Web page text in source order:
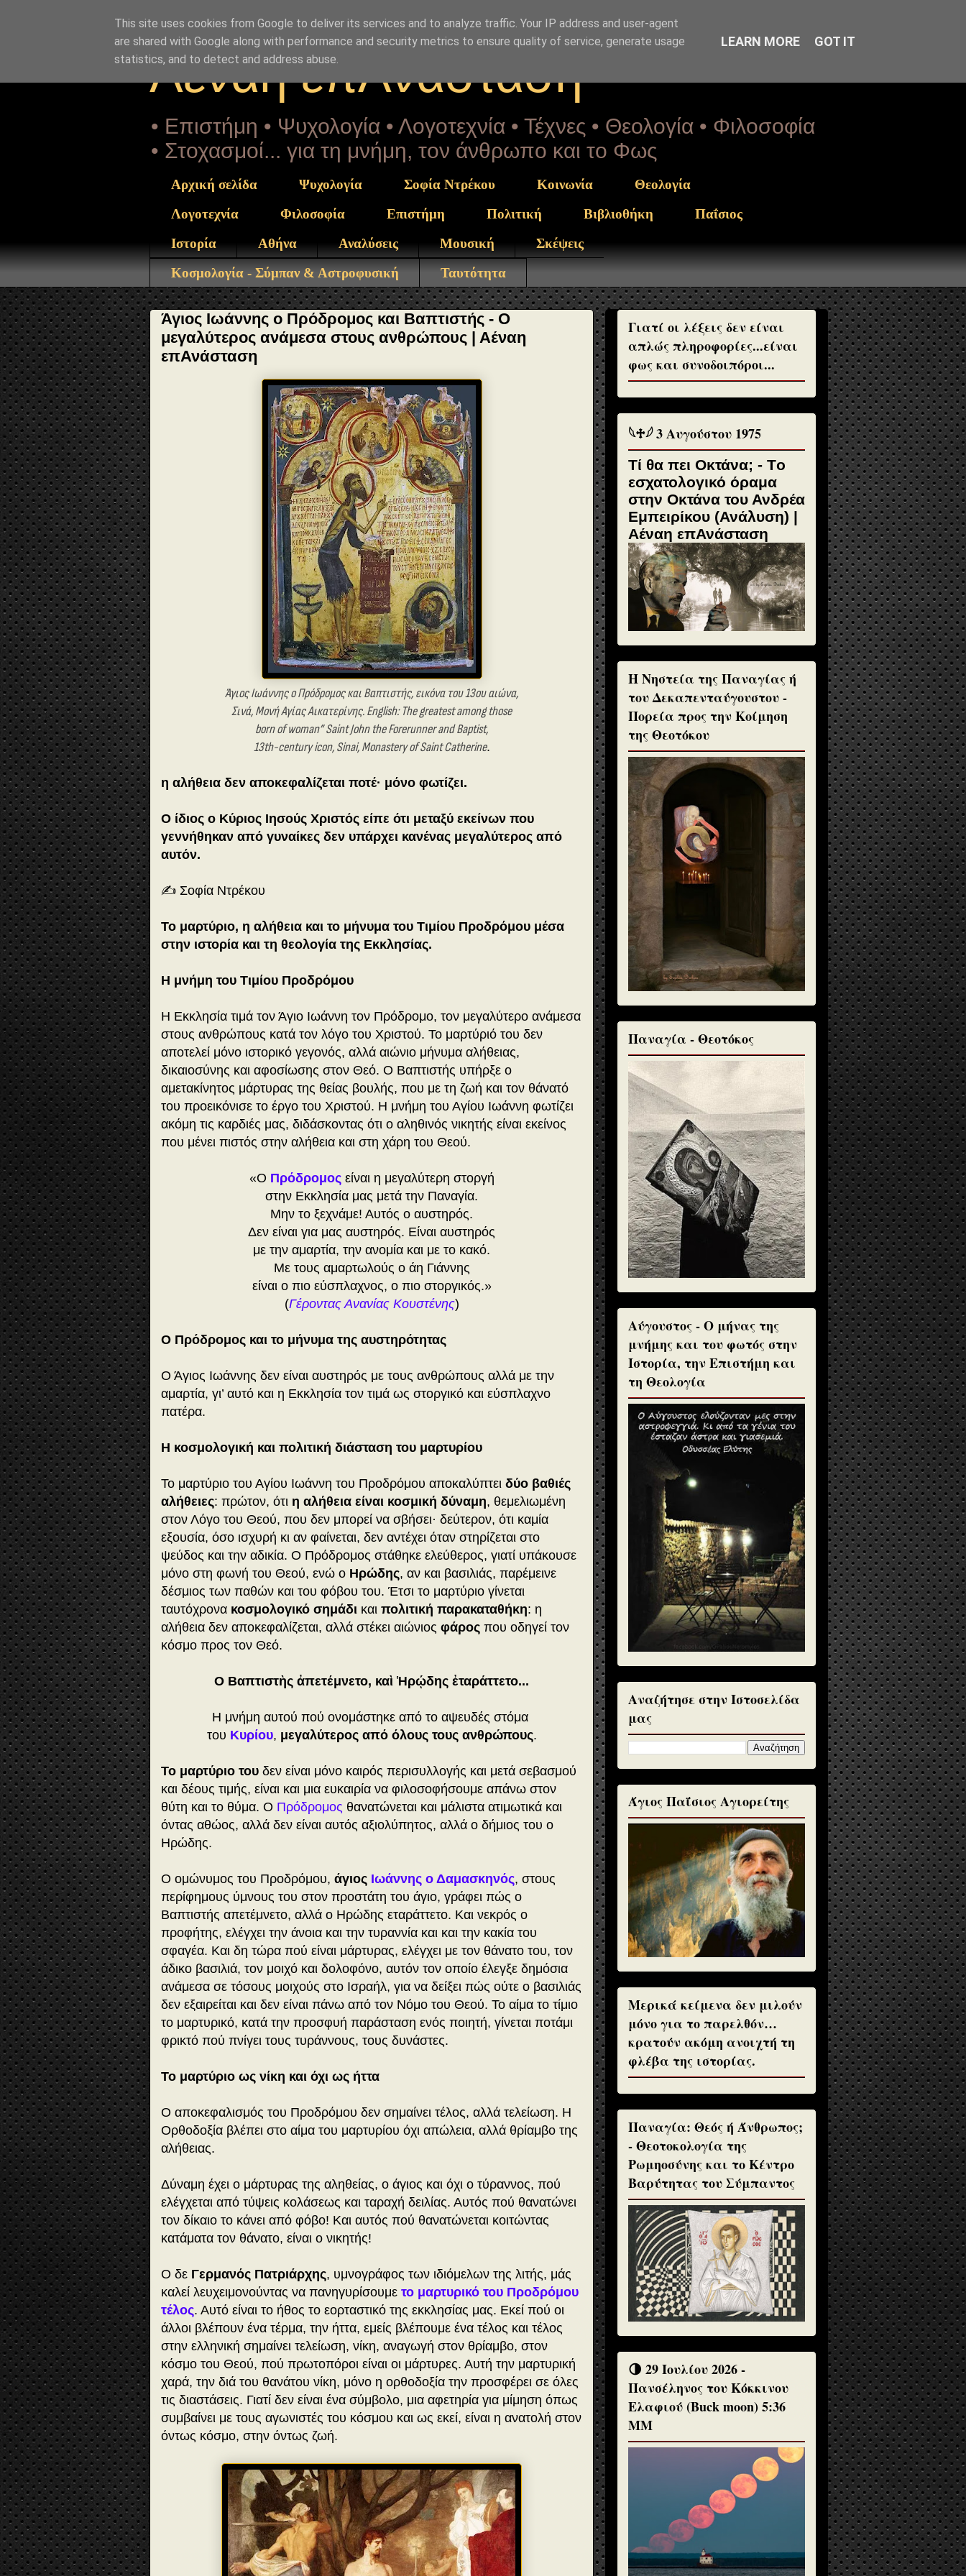
ntrekou.gr/2023/08/aimatovammeni-mnHmH-iwanni-vaptisti.html" } }
Αέναη επΑνάσταση
• Επιστήμη • Ψυχολογία • Λογοτεχνία • Τέχνες • Θεολογία • Φιλοσοφία
• Στοχασμοί... για τη μνήμη, τον άνθρωπο και το Φως
Αρχική σελίδα Ψυχολογία Σοφία Ντρέκου Κοινωνία
Θεολογία
Λογοτεχνία
Φιλοσοφία Επιστήμη Πολιτική Βιβλιοθήκη
Παΐσιος
Ιστορία
Αθήνα Αναλύσεις Μουσική
Σκέψεις
Κοσμολογία - Σύμπαν & Αστροφυσική
Ταυτότητα
Άγιος Ιωάννης ο Πρόδρομος και Βαπτιστής - Ο
μεγαλύτερος ανάμεσα στους ανθρώπους | Αέναη
επΑνάσταση
Άγιος Ιωάννης ο Πρόδρομος και Βαπτιστής, εικόνα του 13ου αιώνα,
Σινά, Μονή Αγίας Αικατερίνης. English: The greatest among those
born of woman” Saint John the Forerunner and Baptist,
13th-century icon, Sinai, Monastery of Saint Catherine.
η αλήθεια δεν αποκεφαλίζεται ποτέ· μόνο φωτίζει.
Ο ίδιος ο Κύριος Ιησούς Χριστός είπε ότι μεταξύ εκείνων που
γεννήθηκαν από γυναίκες δεν υπάρχει κανένας μεγαλύτερος από
αυτόν.
✍️ Σοφία Ντρέκου
Το μαρτύριο, η αλήθεια και το μήνυμα του Τιμίου Προδρόμου μέσα
στην ιστορία και τη θεολογία της Εκκλησίας.
Η μνήμη του Τιμίου Προδρόμου
Η Εκκλησία τιμά τον Άγιο Ιωάννη τον Πρόδρομο, τον μεγαλύτερο ανάμεσα
στους ανθρώπους κατά τον λόγο του Χριστού. Το μαρτύριό του δεν
αποτελεί μόνο ιστορικό γεγονός, αλλά αιώνιο μήνυμα αλήθειας,
δικαιοσύνης και αφοσίωσης στον Θεό. Ο Βαπτιστής υπήρξε ο
αμετακίνητος μάρτυρας της θείας βουλής, που με τη ζωή και τον θάνατό
του προεικόνισε το έργο του Χριστού. Η μνήμη του Αγίου Ιωάννη φωτίζει
ακόμη τις καρδιές μας, διδάσκοντας ότι ο αληθινός νικητής είναι εκείνος
που μένει πιστός στην αλήθεια και στη χάρη του Θεού.
«Ο Πρόδρομοςείναι η μεγαλύτερη στοργή
στην Εκκλησία μας μετά την Παναγία.
Μην το ξεχνάμε! Αυτός ο αυστηρός.
Δεν είναι για μας αυστηρός. Είναι αυστηρός
με την αμαρτία, την ανομία και με το κακό.
Με τους αμαρτωλούς ο άη Γιάννης
είναι ο πιο εύσπλαχνος, ο πιο στοργικός.»
(Γέροντας Ανανίας Κουστένης)
Ο Πρόδρομος και το μήνυμα της αυστηρότητας
Ο Άγιος Ιωάννης δεν είναι αυστηρός με τους ανθρώπους αλλά με την
αμαρτία, γι’ αυτό και η Εκκλησία τον τιμά ως στοργικό και εύσπλαχνο
πατέρα.
Η κοσμολογική και πολιτική διάσταση του μαρτυρίου
Το μαρτύριο του Αγίου Ιωάννη του Προδρόμου αποκαλύπτει δύο βαθιές
αλήθειες: πρώτον, ότι η αλήθεια είναι κοσμική δύναμη, θεμελιωμένη
στον Λόγο του Θεού, που δεν μπορεί να σβήσει· δεύτερον, ότι καμία
εξουσία, όσο ισχυρή κι αν φαίνεται, δεν αντέχει όταν στηρίζεται στο
ψεύδος και την αδικία. Ο Πρόδρομος στάθηκε ελεύθερος, γιατί υπάκουσε
μόνο στη φωνή του Θεού, ενώ ο Ηρώδης, αν και βασιλιάς, παρέμεινε
δέσμιος των παθών και του φόβου του. Έτσι το μαρτύριο γίνεται
ταυτόχρονα κοσμολογικό σημάδι και πολιτική παρακαταθήκη: η
αλήθεια δεν αποκεφαλίζεται, αλλά στέκει αιώνιος φάρος που οδηγεί τον
κόσμο προς τον Θεό.
Ο Βαπτιστὴς ἀπετέμνετο, καὶ Ἡρῴδης ἐταράττετο...
H μνήμη αυτού πού ονομάστηκε από το αψευδές στόμα
του Κυρίου, μεγαλύτερος από όλους τους ανθρώπους.
Το μαρτύριο του δεν είναι μόνο καιρός περισυλλογής και μετά σεβασμού
και δέους τιμής, είναι και μια ευκαιρία να φιλοσοφήσουμε απάνω στον
θύτη και το θύμα. Ο Πρόδρομος θανατώνεται και μάλιστα ατιμωτικά και
όντας αθώος, αλλά δεν είναι αυτός αξιολύπητος, αλλά ο δήμιος του ο
Ηρώδης.
Ο ομώνυμος του Προδρόμου, άγιος Ιωάννης ο Δαμασκηνός, στους
περίφημους ύμνους του στον προστάτη του άγιο, γράφει πώς ο
Βαπτιστής απετέμνετο, αλλά ο Ηρώδης εταράττετο. Και νεκρός ο
προφήτης, ελέγχει την άνοια και την τυραννία και και την κακία του
σφαγέα. Και δη τώρα πού είναι μάρτυρας, ελέγχει με τον θάνατο του, τον
άδικο βασιλιά, τον μοιχό και δολοφόνο, αυτόν τον οποίο έλεγξε δημόσια
ανάμεσα σε τόσους μοιχούς στο Ισραήλ, για να δείξει πώς ούτε ο βασιλιάς
δεν εξαιρείται και δεν είναι πάνω από τον Νόμο του Θεού. Το αίμα το τίμιο
το μαρτυρικό, κατά την προσφυή παράσταση ενός ποιητή, γίνεται ποτάμι
φρικτό πού πνίγει τους τυράννους, τους δυνάστες.
Το μαρτύριο ως νίκη και όχι ως ήττα
Ο αποκεφαλισμός του Προδρόμου δεν σημαίνει τέλος, αλλά τελείωση. Η
Ορθοδοξία βλέπει στο αίμα του μαρτυρίου όχι απώλεια, αλλά θρίαμβο της
αλήθειας.
Δύναμη έχει ο μάρτυρας της αληθείας, ο άγιος και όχι ο τύραννος, πού
ελέγχεται από τύψεις κολάσεως και ταραχή δειλίας. Αυτός πού θανατώνει
τον δίκαιο το κάνει από φόβο! Και αυτός πού θανατώνεται κοιτώντας
κατάματα τον θάνατο, είναι ο νικητής!
Ο δε Γερμανός Πατριάρχης, υμνογράφος των ιδιόμελων της λιτής, μάς
καλεί λευχειμονούντας να πανηγυρίσουμε το μαρτυρικό του Προδρόμου
τέλος. Αυτό είναι το ήθος το εορταστικό της εκκλησίας μας. Εκεί πού οι
άλλοι βλέπουν ένα τέρμα, την ήττα, εμείς βλέπουμε ένα τέλος και τέλος
στην ελληνική σημαίνει τελείωση, νίκη, αναγωγή στον θρίαμβο, στον
κόσμο του Θεού, πού πρωτοπόροι είναι οι μάρτυρες. Αυτή την μαρτυρική
χαρά, την διά του θανάτου νίκη, μόνο η ορθοδοξία την προσφέρει σε όλες
τις διαστάσεις. Γιατί δεν είναι ένα σύμβολο, μια αφετηρία για μίμηση όπως
συμβαίνει με τους αγωνιστές του κόσμου και ως εκεί, είναι η ανατολή στον
όντως κόσμο, στην όντως ζωή.
Γιατί οι λέξεις δεν είναι
απλώς πληροφορίες...είναι
φως και συνοδοιπόροι...
𓆩♱𓆪 3 Αυγούστου 1975
Τί θα πει Οκτάνα; - Tο
εσχατολογικό όραμα
στην Οκτάνα του Ανδρέα
Εμπειρίκου (Ανάλυση) |
Αέναη επΑνάσταση
H Νηστεία της Παναγίας ή
του Δεκαπενταύγουστου -
Πορεία προς την Κοίμηση
της Θεοτόκου
Παναγία - Θεοτόκος
Αύγουστος - Ο μήνας της
μνήμης και του φωτός στην
Ιστορία, την Επιστήμη και
τη Θεολογία
Αναζήτησε στην Ιστοσελίδα
μας
Άγιος Παΐσιος Αγιορείτης
Μερικά κείμενα δεν μιλούν
μόνο για το παρελθόν…
κρατούν ακόμη ανοιχτή τη
φλέβα της ιστορίας.
Παναγία: Θεός ή Άνθρωπος;
- Θεοτοκολογία της
Ρωμηοσύνης και το Κέντρο
Βαρύτητας του Σύμπαντος
🌗 29 Ιουλίου 2026 -
Πανσέληνος του Κόκκινου
Ελαφιού (Buck moon) 5:36
ΜΜ
This site uses cookies from Google to deliver its services and to analyze traffic. Your IP address and user-agent
are shared with Google along with performance and security metrics to ensure quality of service, generate usage
statistics, and to detect and address abuse.
LEARN MORE GOT IT